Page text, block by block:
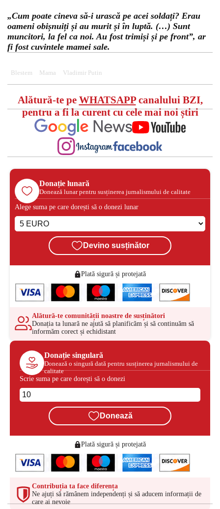
„Cum poate cineva să-i urască pe acei soldați? Erau
oameni obișnuiți și au murit și în luptă. (…) Sunt
muncitori, la fel ca noi. Au fost trimiși și pe front”, ar
fi fost cuvintele mamei sale.
Blestem Mama Vladimir Putin
Alătură-te pe WHATSAPPcanalului BZI,
pentru a fi la curent cu cele mai noi știri
Donație lunară
Donează lunar pentru susținerea jurnalismului de calitate
Alege suma pe care dorești să o donezi lunar
Devino susținător
Plată sigură și protejată
Alătură-te comunității noastre de susținători
Donația ta lunară ne ajută să planificăm și să continuăm să
informăm corect și echidistant
Donație singulară
Donează o singură dată pentru susținerea jurnalismului de
calitate
Scrie suma pe care dorești să o donezi
Donează
Plată sigură și protejată
Contribuția ta face diferența
Ne ajuți să rămânem independenți și să aducem informații de
care ai nevoie